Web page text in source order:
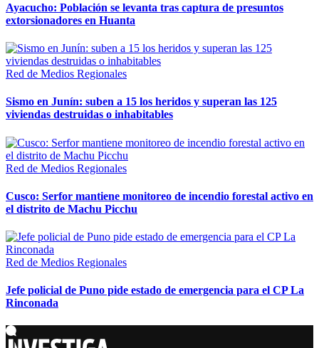
Ayacucho: Población se levanta tras captura de presuntos
extorsionadores en Huanta
Red de Medios Regionales
Sismo en Junín: suben a 15 los heridos y superan las 125
viviendas destruidas o inhabitables
Red de Medios Regionales
Cusco: Serfor mantiene monitoreo de incendio forestal activo en
el distrito de Machu Picchu
Red de Medios Regionales
Jefe policial de Puno pide estado de emergencia para el CP La
Rinconada